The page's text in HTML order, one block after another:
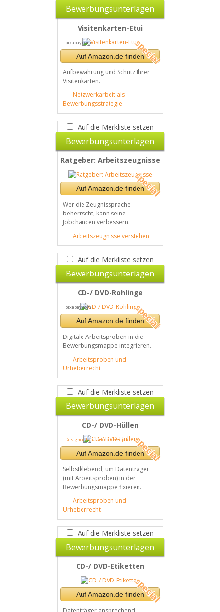
Bewerbungsunterlagen
Visitenkarten-Etui
pixabay.com
Auf Amazon.de finden
Aufbewahrung und Schutz Ihrer
Visitenkarten.
Netzwerkarbeit als
Bewerbungsstrategie
Auf die Merkliste setzen
Bewerbungsunterlagen
Ratgeber: Arbeitszeugnisse
Auf Amazon.de finden
Wer die Zeugnissprache
beherrscht, kann seine
Jobchancen verbessern.
Arbeitszeugnisse verstehen
Auf die Merkliste setzen
Bewerbungsunterlagen
CD-/ DVD-Rohlinge
pixabay.com
Auf Amazon.de finden
Digitale Arbeitsproben in die
Bewerbungsmappe integrieren.
Arbeitsproben und
Urheberrecht
Auf die Merkliste setzen
Bewerbungsunterlagen
CD-/ DVD-Hüllen
Designed by starline / Freepik
Auf Amazon.de finden
Selbstklebend, um Datenträger
(mit Arbeitsproben) in der
Bewerbungsmappe fixieren.
Arbeitsproben und
Urheberrecht
Auf die Merkliste setzen
Bewerbungsunterlagen
CD-/ DVD-Etiketten
Auf Amazon.de finden
Datenträger ansprechend